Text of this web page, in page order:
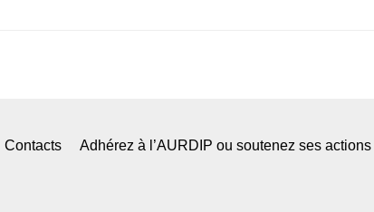
Contacts Adhérez à l’AURDIP ou soutenez ses actions